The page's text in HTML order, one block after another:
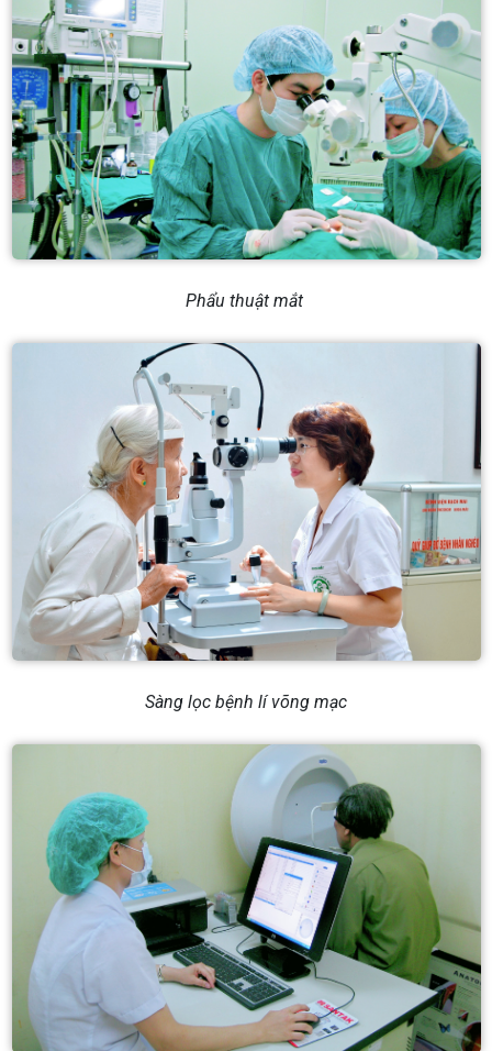
Phẩu thuật mắt
Sàng lọc bệnh lí võng mạc